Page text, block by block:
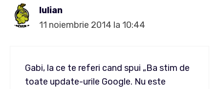
Iulian
11 noiembrie 2014 la 10:44
Gabi, la ce te referi cand spui „Ba stim de
toate update-urile Google. Nu este